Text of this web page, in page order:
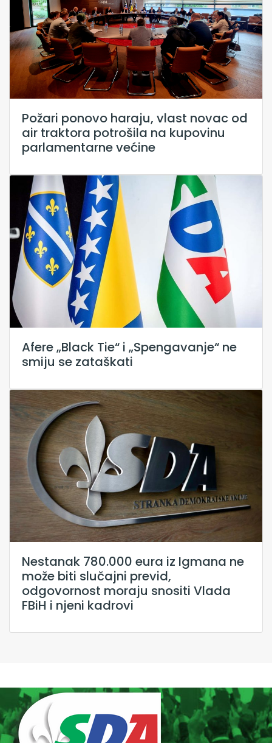
Požari ponovo haraju, vlast novac od
air traktora potrošila na kupovinu
parlamentarne većine
Afere „Black Tie“ i „Spengavanje“ ne
smiju se zataškati
Nestanak 780.000 eura iz Igmana ne
može biti slučajni previd,
odgovornost moraju snositi Vlada
FBiH i njeni kadrovi